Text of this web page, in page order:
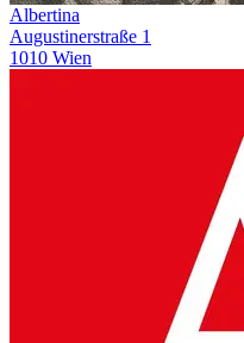
Albertina
Augustinerstraße 1
1010 Wien